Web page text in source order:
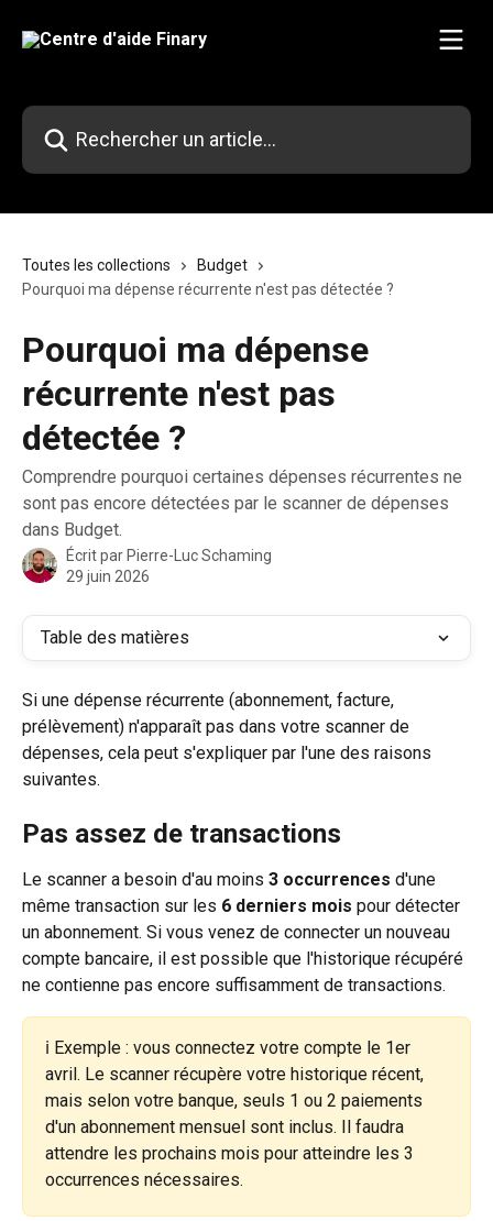
Rechercher un article...
Toutes les collections
Budget
Pourquoi ma dépense récurrente n'est pas détectée ?
Pourquoi ma dépense
récurrente n'est pas
détectée ?
Comprendre pourquoi certaines dépenses récurrentes ne
sont pas encore détectées par le scanner de dépenses
dans Budget.
Écrit par Pierre-Luc Schaming
29 juin 2026
Table des matières
Si une dépense récurrente (abonnement, facture,
prélèvement) n'apparaît pas dans votre scanner de
dépenses, cela peut s'expliquer par l'une des raisons
suivantes.
Pas assez de transactions
Le scanner a besoin d'au moins 3 occurrences d'une
même transaction sur les 6 derniers mois pour détecter
un abonnement. Si vous venez de connecter un nouveau
compte bancaire, il est possible que l'historique récupéré
ne contienne pas encore suffisamment de transactions.
ℹ️ Exemple : vous connectez votre compte le 1er
avril. Le scanner récupère votre historique récent,
mais selon votre banque, seuls 1 ou 2 paiements
d'un abonnement mensuel sont inclus. Il faudra
attendre les prochains mois pour atteindre les 3
occurrences nécessaires.